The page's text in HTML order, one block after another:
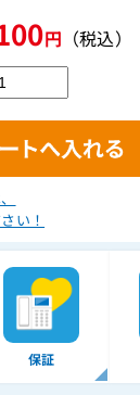
円 （税込）
い！
保証